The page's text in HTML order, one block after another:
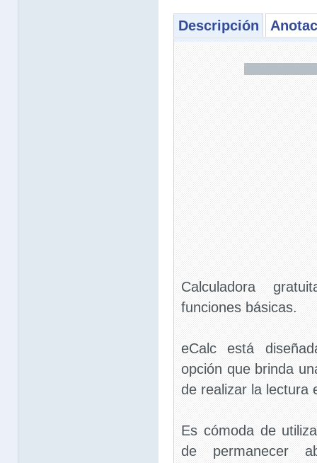
Descripción
Calculadora
funciones básicas.
eCalc está
opción que brinda
de realizar la lectura
Es cómoda de
de permanecer